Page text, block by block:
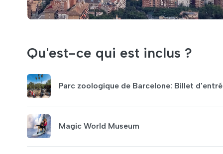
Qu'est-ce qui est inclus ?
Parc zoologique de Barcelone: Billet
Magic World Museum